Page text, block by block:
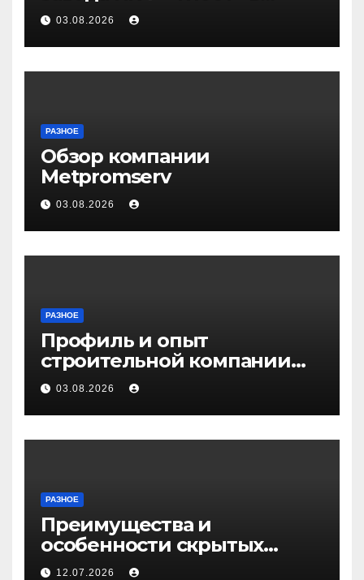
Волгограде и Волжском
03.08.2026
РАЗНОЕ
Обзор компании
Metpromserv
03.08.2026
РАЗНОЕ
Профиль и опыт
строительной компании
Медичи
03.08.2026
РАЗНОЕ
Преимущества и
особенности скрытых
дверей
12.07.2026